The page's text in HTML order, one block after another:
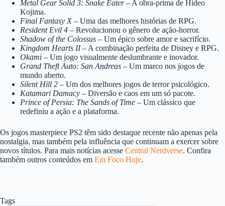
Metal Gear Solid 3: Snake Eater– A obra-prima de Hideo
Kojima.
Final Fantasy X– Uma das melhores histórias de RPG.
Resident Evil 4 – Revolucionou o gênero de ação-horror.
Shadow of the Colossus – Um épico sobre amor e sacrifício.
Kingdom Hearts II– A combinação perfeita de Disney e RPG.
Okami – Um jogo visualmente deslumbrante e inovador.
Grand Theft Auto: San Andreas – Um marco nos jogos de
mundo aberto.
Silent Hill 2 – Um dos melhores jogos de terror psicológico.
Katamari Damacy – Diversão e caos em um só pacote.
Prince of Persia: The Sands of Time – Um clássico que
redefiniu a ação e a plataforma.
Os jogos masterpiece PS2 têm sido destaque recente não apenas pela
nostalgia, mas também pela influência que continuam a exercer sobre
novos títulos. Para mais notícias acesse Central Nerdverse. Confira
também outros conteúdos em Em Foco Hoje.
Tags